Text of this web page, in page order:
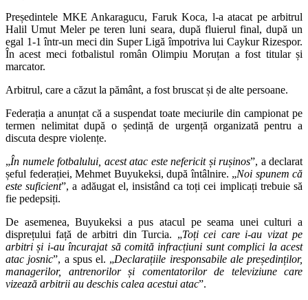
Președintele MKE Ankaragucu, Faruk Koca, l-a atacat pe arbitrul
Halil Umut Meler pe teren luni seara, după fluierul final, după un
egal 1-1 într-un meci din Super Ligă împotriva lui Caykur Rizespor.
În acest meci fotbalistul român Olimpiu Moruțan a fost titular și
marcator.
Arbitrul, care a căzut la pământ, a fost bruscat și de alte persoane.
Federația a anunțat că a suspendat toate meciurile din campionat pe
termen nelimitat după o ședință de urgență organizată pentru a
discuta despre violențe.
„În numele fotbalului, acest atac este nefericit și rușinos”, a declarat
șeful federației, Mehmet Buyukeksi, după întâlnire. „Noi spunem că
este suficient”, a adăugat el, insistând ca toți cei implicați trebuie să
fie pedepsiți.
De asemenea, Buyukeksi a pus atacul pe seama unei culturi a
disprețului față de arbitri din Turcia. „Toți cei care i-au vizat pe
arbitri și i-au încurajat să comită infracțiuni sunt complici la acest
atac josnic”, a spus el. „Declarațiile iresponsabile ale președinților,
managerilor, antrenorilor și comentatorilor de televiziune care
vizează arbitrii au deschis calea acestui atac”.